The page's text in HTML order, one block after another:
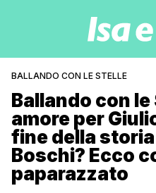
BALLANDO CON LE STELLE
Ballando con
amore per
fine della
Boschi? Ecco
paparazzato